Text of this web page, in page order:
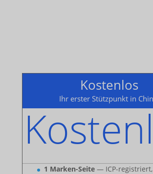
Kostenlos
Ihr erster Stützpunkt in
1 Marken-Seite— ICP-